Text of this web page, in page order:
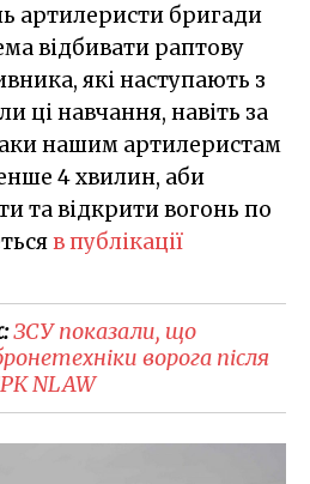
артилеристи бригади
відбивати раптову
які наступають з
ці навчання, навіть за
нашим артилеристам
4 хвилин, аби
та відкрити вогонь по
в публікації
ЗСУ показали, що
ворога після
NLAW